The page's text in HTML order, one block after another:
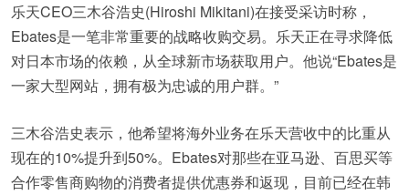
乐天CEO三木谷浩史(Hiroshi Mikitani)在接受采访时称，
Ebates是一笔非常重要的战略收购交易。乐天正在寻求降低
对日本市场的依赖，从全球新市场获取用户。他说“Ebates是
一家大型网站，拥有极为忠诚的用户群。”
三木谷浩史表示，他希望将海外业务在乐天营收中的比重从
现在的10%提升到50%。Ebates对那些在亚马逊、百思买等
合作零售商购物的消费者提供优惠券和返现，目前已经在韩